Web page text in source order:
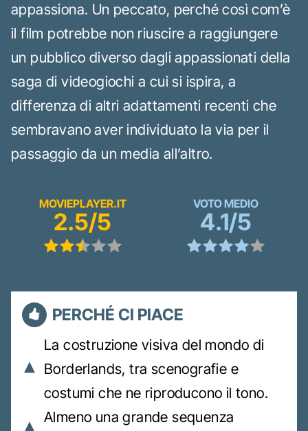
appassiona. Un peccato, perché così com’è
il film potrebbe non riuscire a raggiungere
un pubblico diverso dagli appassionati della
saga di videogiochi a cui si ispira, a
differenza di altri adattamenti recenti che
sembravano aver individuato la via per il
passaggio da un media all’altro.
MOVIEPLAYER.IT
2.5/5
VOTO MEDIO
4.1/5
PERCHÉ CI PIACE
La costruzione visiva del mondo di
Borderlands, tra scenografie e
costumi che ne riproducono il tono.
Almeno una grande sequenza